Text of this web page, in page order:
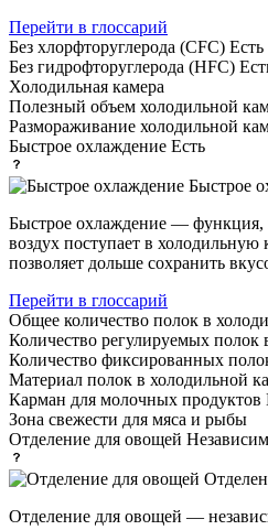
Перейти в глоссарий
Без хлорфторуглерода (CFC) Есть
Без гидрофторуглерода (HFC)
Холодильная камера
Полезный объем холодильной
Размораживание холодильной
Быстрое охлаждение Есть
Быстрое
Быстрое охлаждение —
воздух поступает в
позволяет дольше сохранить
Перейти в глоссарий
Общее количество полок в
Количество регулируемых полок
Количество фиксированных
Материал полок в холодильной
Карман для молочных продуктов
Зона свежести для мяса и рыбы
Отделение для овощей
Отделение для овощей —